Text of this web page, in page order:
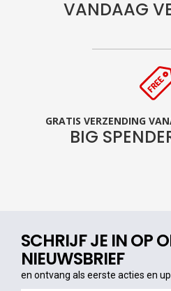
VANDAAG
GRATIS VERZENDING
BIG
SCHRIJF JE IN OP
NIEUWSBRIEF
en ontvang als eerste acties en